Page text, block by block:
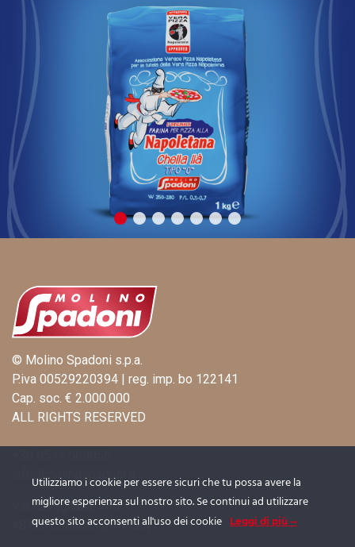
© Molino Spadoni s.p.a.
P.iva 00529220394 | reg. imp. bo 122141
Cap. soc. € 2.000.000
ALL RIGHTS RESERVED
Via Ravegnana, 746
48125 Coccolia (RA) Italy
Utilizziamo i cookie per essere sicuri che tu possa avere la
migliore esperienza sul nostro sito. Se continui ad utilizzare
questo sito acconsenti all'uso dei cookie
Leggi di più